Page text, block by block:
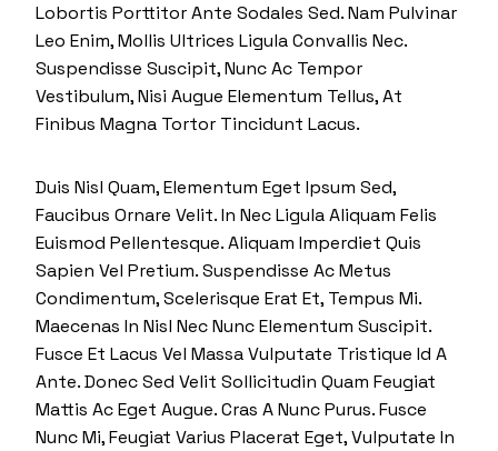
Lobortis Porttitor Ante Sodales Sed. Nam Pulvinar
Leo Enim, Mollis Ultrices Ligula Convallis Nec.
Suspendisse Suscipit, Nunc Ac Tempor
Vestibulum, Nisi Augue Elementum Tellus, At
Finibus Magna Tortor Tincidunt Lacus.
Duis Nisl Quam, Elementum Eget Ipsum Sed,
Faucibus Ornare Velit. In Nec Ligula Aliquam Felis
Euismod Pellentesque. Aliquam Imperdiet Quis
Sapien Vel Pretium. Suspendisse Ac Metus
Condimentum, Scelerisque Erat Et, Tempus Mi.
Maecenas In Nisl Nec Nunc Elementum Suscipit.
Fusce Et Lacus Vel Massa Vulputate Tristique Id A
Ante. Donec Sed Velit Sollicitudin Quam Feugiat
Mattis Ac Eget Augue. Cras A Nunc Purus. Fusce
Nunc Mi, Feugiat Varius Placerat Eget, Vulputate In